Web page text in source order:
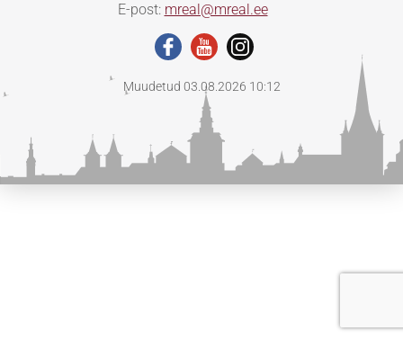
E-post: mreal@mreal.ee
Muudetud 03.08.2026 10:12